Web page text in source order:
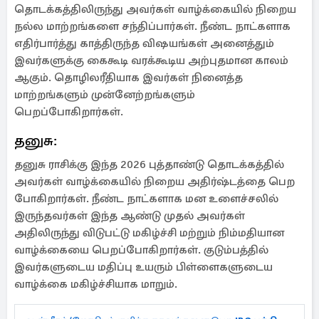
தொடக்கத்திலிருந்து அவர்கள் வாழ்க்கையில் நிறைய
நல்ல மாற்றங்களை சந்திப்பார்கள். நீண்ட நாட்களாக
எதிர்பார்த்து காத்திருந்த விஷயங்கள் அனைத்தும்
இவர்களுக்கு கைகூடி வரக்கூடிய அற்புதமான காலம்
ஆகும். தொழிலரீதியாக இவர்கள் நினைத்த
மாற்றங்களும் முன்னேற்றங்களும்
பெறப்போகிறார்கள்.
தனுசு:
தனுசு ராசிக்கு இந்த 2026 புத்தாண்டு தொடக்கத்தில்
அவர்கள் வாழ்க்கையில் நிறைய அதிர்ஷ்டத்தை பெற
போகிறார்கள். நீண்ட நாட்களாக மன உளைச்சலில்
இருந்தவர்கள் இந்த ஆண்டு முதல் அவர்கள்
அதிலிருந்து விடுபட்டு மகிழ்ச்சி மற்றும் நிம்மதியான
வாழ்க்கையை பெறப்போகிறார்கள். குடும்பத்தில்
இவர்களுடைய மதிப்பு உயரும் பிள்ளைகளுடைய
வாழ்க்கை மகிழ்ச்சியாக மாறும்.